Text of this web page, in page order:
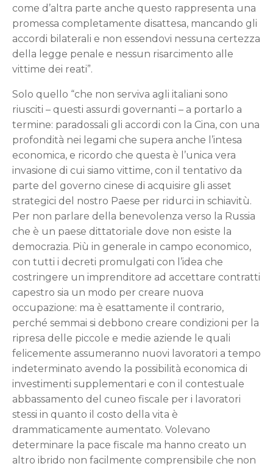
come d’altra parte anche questo rappresenta una
promessa completamente disattesa, mancando gli
accordi bilaterali e non essendovi nessuna certezza
della legge penale e nessun risarcimento alle
vittime dei reati”.
Solo quello “che non serviva agli italiani sono
riusciti – questi assurdi governanti – a portarlo a
termine: paradossali gli accordi con la Cina, con una
profondità nei legami che supera anche l’intesa
economica, e ricordo che questa è l’unica vera
invasione di cui siamo vittime, con il tentativo da
parte del governo cinese di acquisire gli asset
strategici del nostro Paese per ridurci in schiavitù.
Per non parlare della benevolenza verso la Russia
che è un paese dittatoriale dove non esiste la
democrazia. Più in generale in campo economico,
con tutti i decreti promulgati con l’idea che
costringere un imprenditore ad accettare contratti
capestro sia un modo per creare nuova
occupazione: ma è esattamente il contrario,
perché semmai si debbono creare condizioni per la
ripresa delle piccole e medie aziende le quali
felicemente assumeranno nuovi lavoratori a tempo
indeterminato avendo la possibilità economica di
investimenti supplementari e con il contestuale
abbassamento del cuneo fiscale per i lavoratori
stessi in quanto il costo della vita è
drammaticamente aumentato. Volevano
determinare la pace fiscale ma hanno creato un
altro ibrido non facilmente comprensibile che non